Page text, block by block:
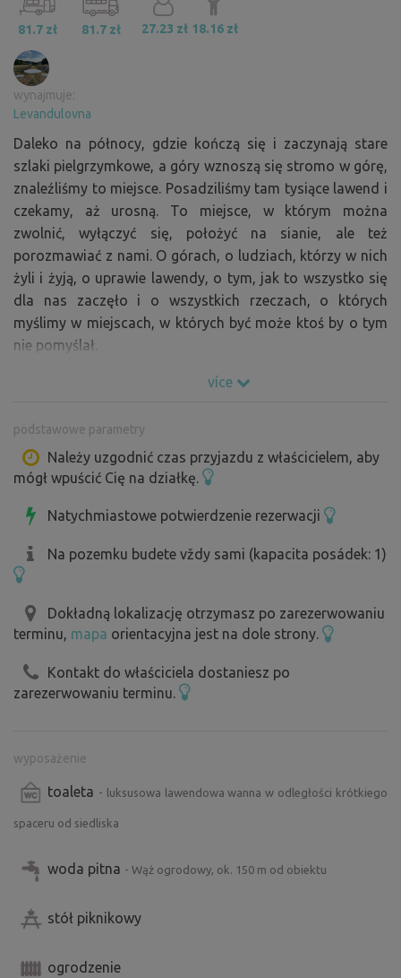
81.7 zł 81.7 zł 27.23 zł 18.16 zł
wynajmuje:
Levandulovna
Daleko na północy, gdzie kończą się i zaczynają stare
szlaki pielgrzymkowe, a góry wznoszą się stromo w górę,
znaleźliśmy to miejsce. Posadziliśmy tam tysiące lawend i
czekamy, aż urosną. To miejsce, w którym można
zwolnić, wyłączyć się, położyć na sianie, ale też
porozmawiać z nami. O górach, o ludziach, którzy w nich
żyli i żyją, o uprawie lawendy, o tym, jak to wszystko się
dla nas zaczęło i o wszystkich rzeczach, o których
myślimy w miejscach, w których być może ktoś by o tym
nie pomyślał.
Mamy również kawiarnię w LaStodola. Gotujemy z
Możemy przygotować śniadanie na łące i w polu z
widokiem na górskie grzbiety w spokojnym towarzystwie
Irene i Berthy, naszych podwórkowych owiec. A wszystko
się rozstać. Przyjedź i zwolnij z nami.
Prosimy o przybycie zawsze między 1 a 5 po południu.
více
podstawowe parametry
Należy uzgodnić czas przyjazdu z właścicielem, aby
mógł wpuścić Cię na działkę.
Natychmiastowe potwierdzenie rezerwacji
Na pozemku budete vždy sami (kapacita posádek: 1)
Dokładną lokalizację otrzymasz po zarezerwowaniu
terminu, mapa orientacyjna jest na dole strony.
Kontakt do właściciela dostaniesz po
zarezerwowaniu terminu.
wyposażenie
toaleta - luksusowa lawendowa wanna w odległości krótkiego
spaceru od siedliska
woda pitna - Wąż ogrodowy, ok. 150 m od obiektu
stół piknikowy
ogrodzenie